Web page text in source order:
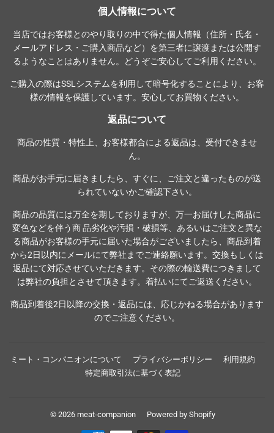
個人情報について
当店ではお客様とのやり取りの中で得た個人情報（住所・氏名・
メールアドレス・ご購入商品など）を第三者に譲渡または公開す
るようなことはありません。どうぞご安心してご利用ください。
ご購入の際はSSLシステムを利用して暗号化することにより、お客
様の情報を保護しています。安心してお買物ください。
返品について
商品の性質・特性上、お客様都合による返品は、受付できませ
ん。
商品がお手元に届きましたら、すぐに、ご注文と違ったものが送
られていないかご確認下さい。
商品の品質には万全を期しておりますが、万一お届けした商品に
変色などを伴う商 品劣化や汚損・破損等、あるいはご注文と異な
る商品がお客様の手元に届いた場合がございましたら、商品到着
から2日以内にメールにて弊社までご連絡願います。交換もしくは
返品にて対応させていただきます。その際の輸送費につきまして
は弊社の負担とさせて頂きます。着払いにてご返送ください。
商品到着後2日以降の交換・返品には、応じかねる場合があります
のでご注意ください。
ミート・コンパニオンについて プライバシーポリシー
利用規約
特定商取引法に基づく表記
© 2026 meat-companion Powered by Shopify